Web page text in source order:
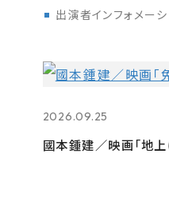
出演者インフォメーシ
2026.09.25
國本鍾建／映画「地上